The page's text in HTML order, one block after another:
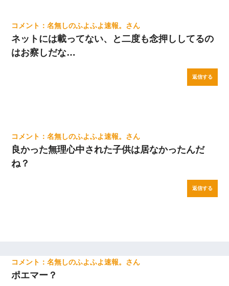
名無しのふよふよ速報。
ネットには載ってない、と二度も念押ししてるの
はお察しだな…
返信する
名無しのふよふよ速報。
良かった無理心中された子供は居なかったんだ
ね？
返信する
名無しのふよふよ速報。
ポエマー？